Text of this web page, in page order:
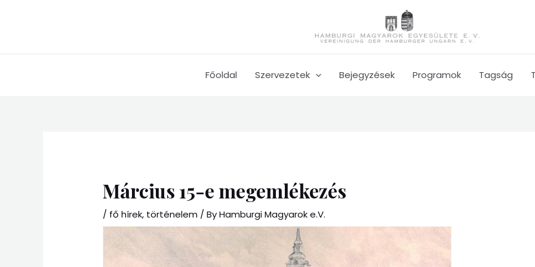
Főoldal Szervezetek Bejegyzések Programok Tagság
Március 15-e megemlékezés
/ fő hírek, történelem / ByHamburgi Magyarok e.V.